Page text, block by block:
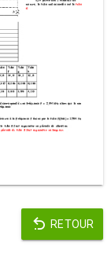
RETOUR